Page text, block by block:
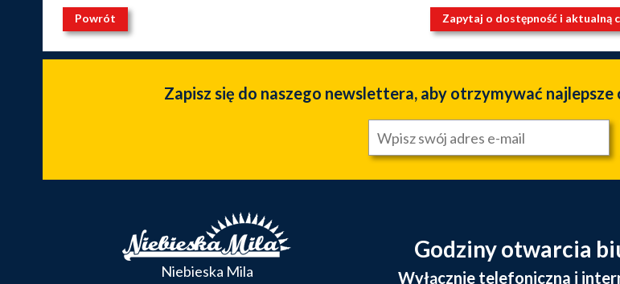
Powrót Zapytaj o dostępność i aktualną
Zapisz się do naszego newslettera, aby otrzymywać
Niebieska Mila
Godziny otwarcia
Wyłącznie telefoniczna i